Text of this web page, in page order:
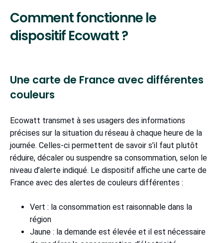
Comment fonctionne le
dispositif Ecowatt ?
Une carte de France avec différentes
couleurs
Ecowatt transmet à ses usagers des informations
précises sur la situation du réseau à chaque heure de la
journée. Celles-ci permettent de savoir s’il faut plutôt
réduire, décaler ou suspendre sa consommation, selon le
niveau d’alerte indiqué. Le dispositif affiche une carte de
France avec des alertes de couleurs différentes :
Vert : la consommation est raisonnable dans la
région
Jaune : la demande est élevée et il est nécessaire